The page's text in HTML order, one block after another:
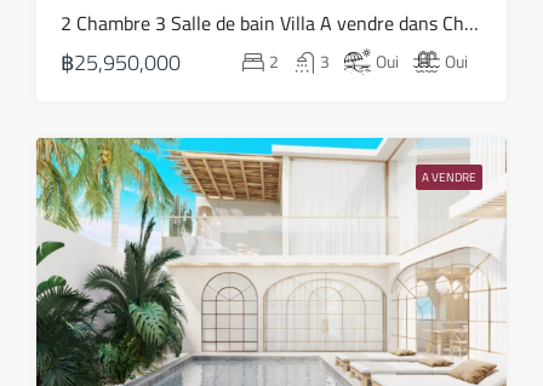
15
Août
dim
16
Août
lun
17
Août
2 Chambre 3 Salle de bain Villa A vendre dans Choeng Mon – HS0819
฿25,950,000 2 3 Oui Oui
A VENDRE